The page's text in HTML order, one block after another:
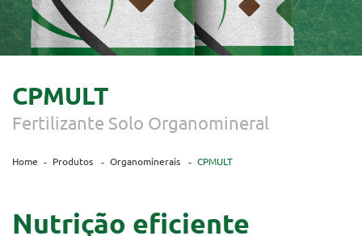
CPMULT
Fertilizante Solo Organomineral
Home Produtos Organominerais CPMULT
Nutrição eficiente